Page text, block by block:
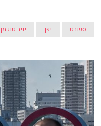
ספורט יפן יניב טוכמן